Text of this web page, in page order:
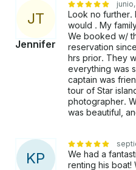
JT
Jennifer
Look no further.
would . My
We booked w/
reservation
hrs prior. They
everything was
captain was
tour of Star
photographer.
was beautiful,
KP
We had a
renting his boat!